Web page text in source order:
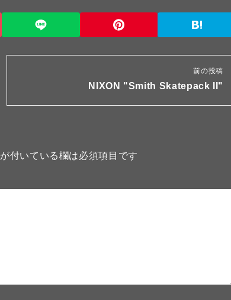
前の投稿
NIXON "Smith Skatepack II"
が付いている欄は必須項目です